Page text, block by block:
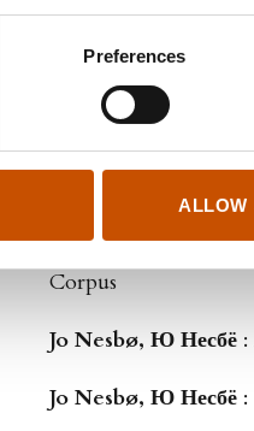
Preferences
ALLOW
Издательство Эксмо
Jo Nesbø, Ю Несбё
Jo Nesbø, Ю Несбё:
Thomas Egner,
Corpus
Jo Nesbø, Ю Несбё :
Jo Nesbø, Ю Несбё :